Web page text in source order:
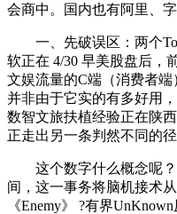
会商中。国内也有阿里、
一、先破误区：两个
软正在 4/30 早美股盘后，
文娱流量的C端（消费者端
并非由于它实的有多好用
数智文旅扶植经验正在陕
正走出另一条判然不同的径
这个数字什么概念呢？
间，这一事务将脑机接术
《Enemy》 ?有界